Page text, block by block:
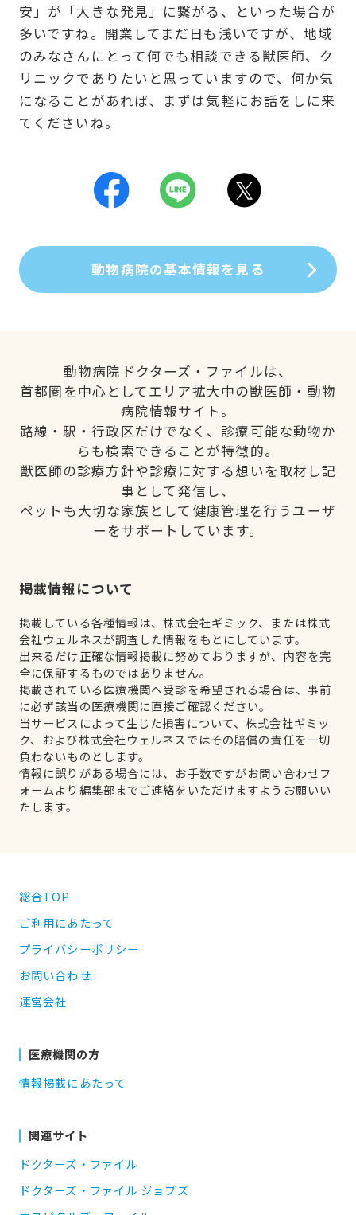
安」が「大きな発見」に繋がる、といった場合が
多いですね。開業してまだ日も浅いですが、地域
のみなさんにとって何でも相談できる獣医師、ク
リニックでありたいと思っていますので、何か気
になることがあれば、まずは気軽にお話をしに来
てくださいね。
動物病院の基本情報を見る
動物病院ドクターズ・ファイルは、
首都圏を中心としてエリア拡大中の獣医師・動物
病院情報サイト。
路線・駅・行政区だけでなく、診療可能な動物か
らも検索できることが特徴的。
獣医師の診療方針や診療に対する想いを取材し記
事として発信し、
ペットも大切な家族として健康管理を行うユーザ
ーをサポートしています。
掲載情報について
掲載している各種情報は、株式会社ギミック、または株式
会社ウェルネスが調査した情報をもとにしています。
出来るだけ正確な情報掲載に努めておりますが、内容を完
全に保証するものではありません。
掲載されている医療機関へ受診を希望される場合は、事前
に必ず該当の医療機関に直接ご確認ください。
当サービスによって生じた損害について、株式会社ギミッ
ク、および株式会社ウェルネスではその賠償の責任を一切
負わないものとします。
情報に誤りがある場合には、お手数ですがお問い合わせフ
ォームより編集部までご連絡をいただけますようお願いい
たします。
総合TOP
ご利用にあたって
プライバシーポリシー
お問い合わせ
運営会社
医療機関の方
情報掲載にあたって
関連サイト
ドクターズ・ファイル
ドクターズ・ファイル ジョブズ